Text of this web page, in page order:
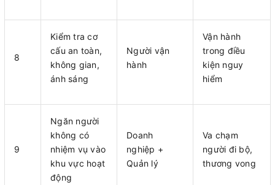
8
Kiểm tra cơ
cấu an toàn,
không gian,
ánh sáng
Người vận
hành
Vận hành
trong điều
kiện nguy
hiểm
9
Ngăn người
không có
nhiệm vụ vào
khu vực hoạt
động
Doanh
nghiệp +
Quản lý
Va chạm
người đi bộ,
thương vong